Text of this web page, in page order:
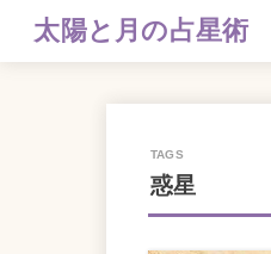
太陽と月の占星術
惑星